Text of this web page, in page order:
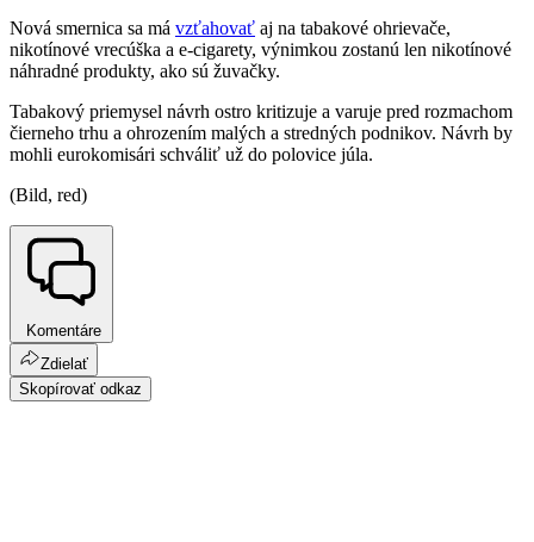
Nová smernica sa má vzťahovať aj na tabakové ohrievače,
nikotínové vrecúška a e-cigarety, výnimkou zostanú len nikotínové
náhradné produkty, ako sú žuvačky.
Tabakový priemysel návrh ostro kritizuje a varuje pred rozmachom
čierneho trhu a ohrozením malých a stredných podnikov. Návrh by
mohli eurokomisári schváliť už do polovice júla.
(Bild, red)
Komentáre
Zdielať
Skopírovať odkaz